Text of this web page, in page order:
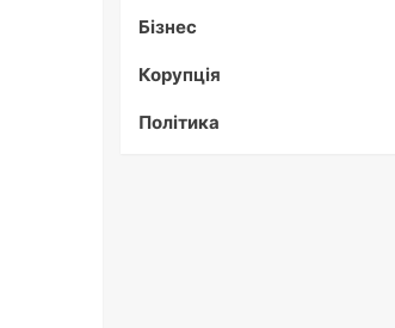
Бізнес
Корупція
Політика